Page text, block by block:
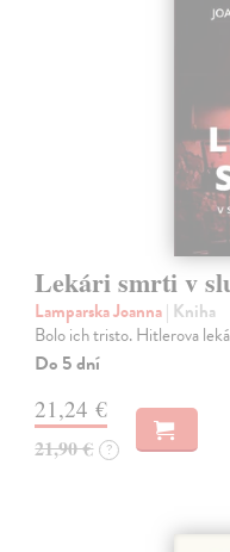
Lekári smrti v
Lamparska Joanna| Kniha
Bolo ich tristo. Hitlerova
Do 5 dní
21,24 €
21,90 € ?